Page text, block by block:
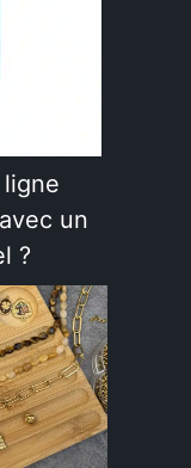
un
?